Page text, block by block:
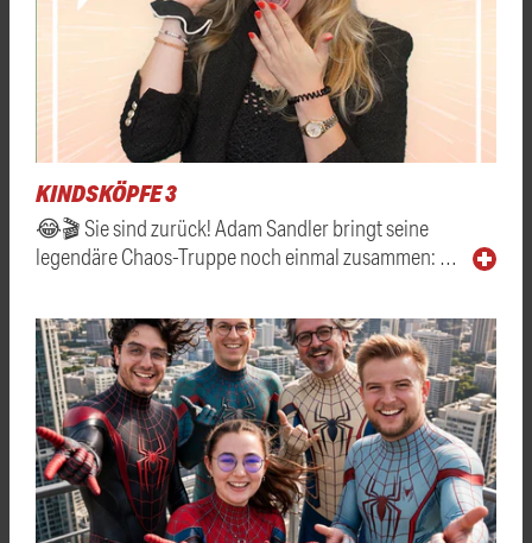
KINDSKÖPFE 3
😂🎬 Sie sind zurück! Adam Sandler bringt seine
legendäre Chaos-Truppe noch einmal zusammen: …